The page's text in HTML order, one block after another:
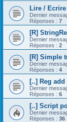
Lire /
Dernier
Réponses : 7
[R]
Dernier
Réponses : 2
[R] Simple
Dernier
Réponses : 4
[..] Reg add
Dernier
Réponses : 6
[..] Script
Dernier
Réponses : 36